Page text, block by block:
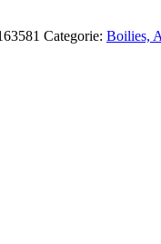
Categorie: Boilies,